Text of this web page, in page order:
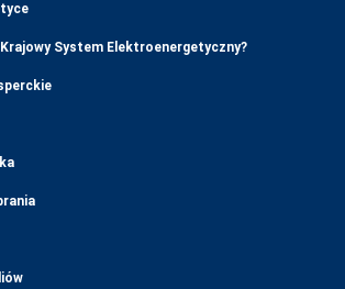
System Elektroenergetyczny?